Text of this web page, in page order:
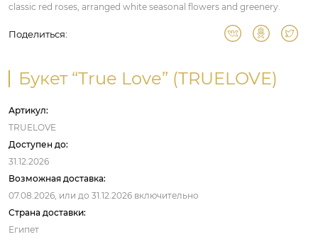
classic red roses, arranged white seasonal flowers and greenery.
Поделиться:
Букет “True Love” (TRUELOVE)
Артикул:
TRUELOVE
Доступен до:
31.12.2026
Возможная доставка:
07.08.2026, или до 31.12.2026 включительно
Страна доставки:
Египет